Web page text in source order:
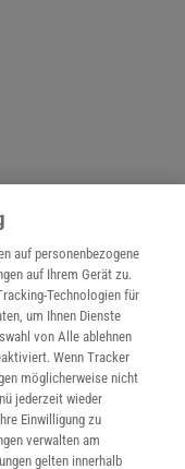
am Kiosk:
auf personenbezogene
auf Ihrem Gerät zu.
Technologien für
um Ihnen Dienste
von Alle ablehnen
Wenn Tracker
möglicherweise nicht
jederzeit wieder
Einwilligung zu
verwalten am
gelten innerhalb